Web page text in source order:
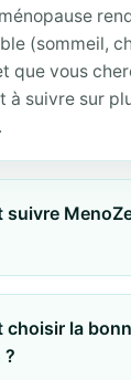
(sommeil,
que vous
à suivre sur
suivre
choisir la
?